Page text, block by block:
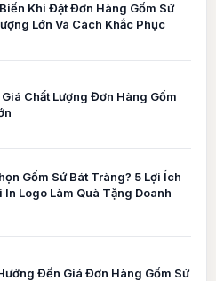
Khi Đặt Đơn Hàng Gốm Sứ
Lớn Và Cách Khắc Phục
Chất Lượng Đơn Hàng Gốm
Gốm Sứ Bát Tràng? 5 Lợi Ích
In Logo Làm Quà Tặng Doanh
Đến Giá Đơn Hàng Gốm Sứ